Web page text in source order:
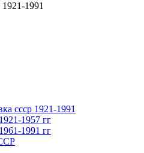
1991
ссср 1921-1991
1957 гг
1991 гг